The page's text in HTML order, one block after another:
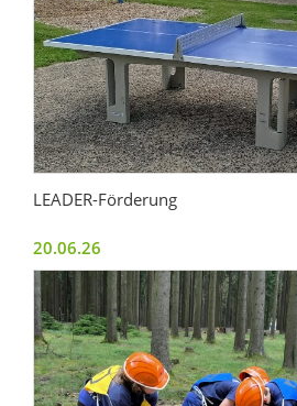
LEADER-Förderung
20.06.26